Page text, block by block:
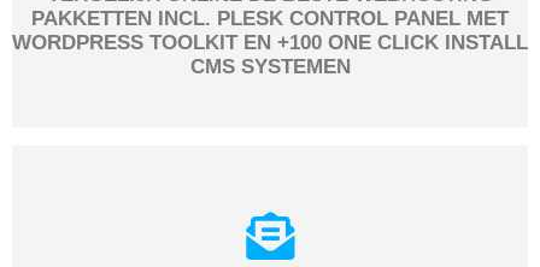
PAKKETTEN INCL. PLESK CONTROL PANEL MET
WORDPRESS TOOLKIT EN +100 ONE CLICK INSTALL
CMS SYSTEMEN